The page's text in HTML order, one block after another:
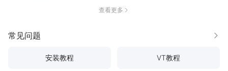
查看更多
常见问题 更多
安装教程 VT教程